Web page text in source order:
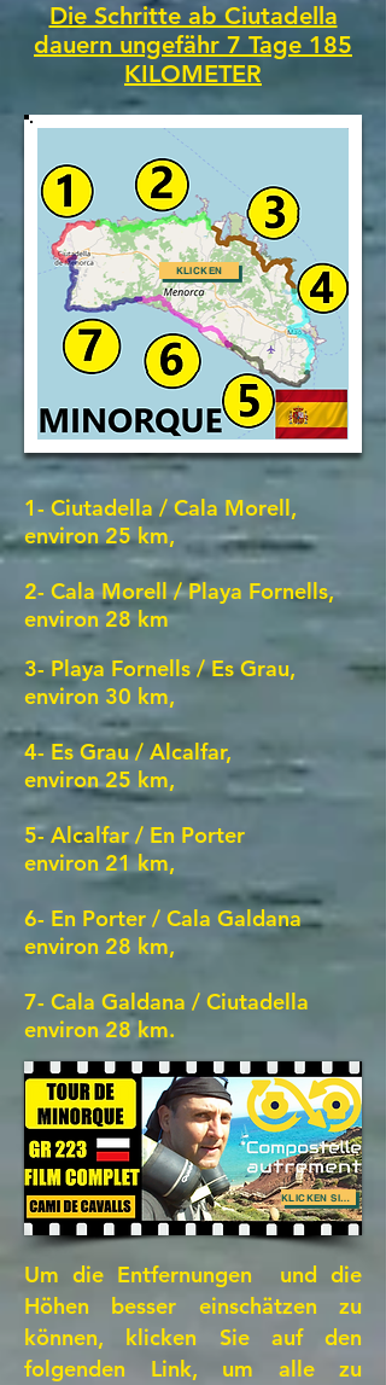
Die Schritte ab Ciutadella
dauern ungefähr 7 Tage 185
KILOMETER
KLICKEN
1- Ciutadella / Cala Morell,
environ 25 km,
2- Cala Morell / Playa Fornells,
environ 28 km
3- Playa Fornells / Es Grau,
environ 30 km,
4- Es Grau / Alcalfar,
environ 25 km,
5- Alcalfar / En Porter
environ 21 km,
6- En Porter / Cala Galdana
environ 28 km,
7- Cala Galdana / Ciutadella
environ 28 km.
KLICKEN SIE HIER
Um die Entfernungen und die
Höhen besser einschätzen zu
können, klicken Sie auf den
folgenden Link, um alle zu